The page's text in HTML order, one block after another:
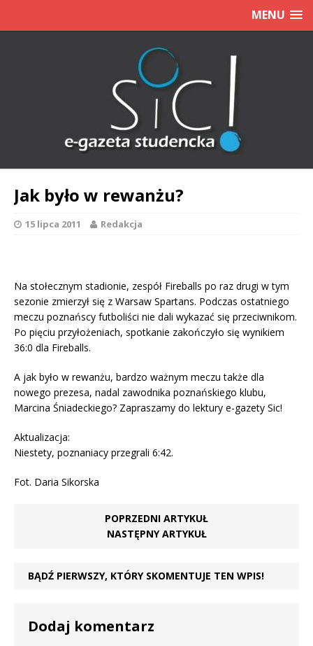
MENU
Jak było w rewanżu?
15 lipca 2011 Redakcja
Na stołecznym stadionie, zespół Fireballs po raz drugi w tym
sezonie zmierzył się z Warsaw Spartans. Podczas ostatniego
meczu poznańscy futboliści nie dali wykazać się przeciwnikom.
Po pięciu przyłożeniach, spotkanie zakończyło się wynikiem
36:0 dla Fireballs.
A jak było w rewanżu, bardzo ważnym meczu także dla
nowego prezesa, nadal zawodnika poznańskiego klubu,
Marcina Śniadeckiego? Zapraszamy do lektury e-gazety Sic!
Aktualizacja:
Niestety, poznaniacy przegrali 6:42.
Fot. Daria Sikorska
POPRZEDNI ARTYKUŁ
NASTĘPNY ARTYKUŁ
BĄDŹ PIERWSZY, KTÓRY SKOMENTUJE TEN WPIS!
Dodaj komentarz